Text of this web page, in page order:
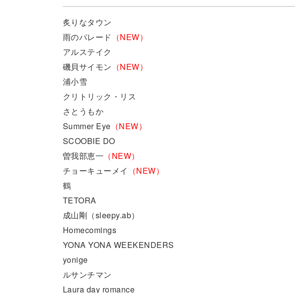
炙りなタウン
雨のパレード （NEW）
アルステイク
磯貝サイモン （NEW）
浦小雪
クリトリック・リス
さとうもか
Summer Eye （NEW）
SCOOBIE DO
曽我部恵一 （NEW）
チョーキューメイ
（NEW）
鶴
TETORA
成山剛（sleepy.ab）
Homecomings
YONA YONA WEEKENDERS
yonige
ルサンチマン
Laura day romance